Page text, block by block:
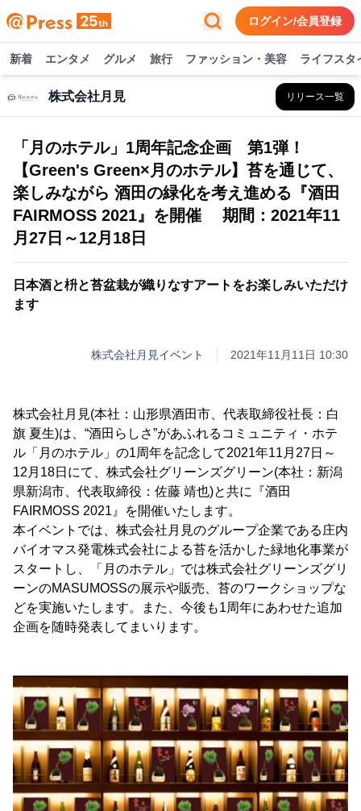
ログイン/会員登録
新着 エンタメ グルメ 旅行 ファッション・美容 ライフスタ
株式会社月見 リリース一覧
「月のホテル」1周年記念企画 第1弾！
【Green's Green×月のホテル】苔を通じて、
楽しみながら 酒田の緑化を考え進める『酒田
FAIRMOSS 2021』を開催 期間：2021年11
月27日～12月18日
日本酒と枡と苔盆栽が織りなすアートをお楽しみいただけ
ます
株式会社月見イベント 2021年11月11日 10:30
株式会社月見(本社：山形県酒田市、代表取締役社長：白
旗 夏生)は、“酒田らしさ”があふれるコミュニティ・ホテ
ル「月のホテル」の1周年を記念して2021年11月27日～
12月18日にて、株式会社グリーンズグリーン(本社：新潟
県新潟市、代表取締役：佐藤 靖也)と共に『酒田
FAIRMOSS 2021』を開催いたします。
本イベントでは、株式会社月見のグループ企業である庄内
バイオマス発電株式会社による苔を活かした緑地化事業が
スタートし、「月のホテル」では株式会社グリーンズグリ
ーンのMASUMOSSの展示や販売、苔のワークショップな
どを実施いたします。また、今後も1周年にあわせた追加
企画を随時発表してまいります。